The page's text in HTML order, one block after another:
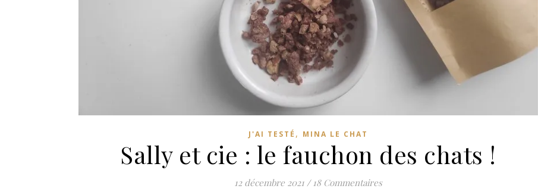
J'AI TESTÉ , MINA LE CHAT
Sally et cie : le fauchon des chats !
12 décembre 2021 / 18 Commentaires